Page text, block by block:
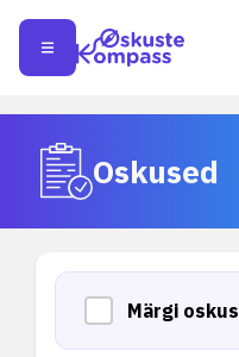
Oskused
Märgi oskus